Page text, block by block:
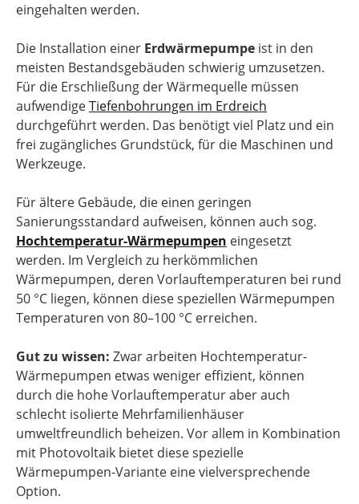
eingehalten werden.
Die Installation einer Erdwärmepumpe ist in den
meisten Bestandsgebäuden schwierig umzusetzen.
Für die Erschließung der Wärmequelle müssen
aufwendigeTiefenbohrungen im Erdreich
durchgeführt werden. Das benötigt viel Platz und ein
frei zugängliches Grundstück, für die Maschinen und
Werkzeuge.
Für ältere Gebäude, die einen geringen
Sanierungsstandard aufweisen, können auch sog.
Hochtemperatur-Wärmepumpen eingesetzt
werden. Im Vergleich zu herkömmlichen
Wärmepumpen, deren Vorlauftemperaturen bei rund
50 °C liegen, können diese speziellen Wärmepumpen
Temperaturen von 80–100 °C erreichen.
Gut zu wissen: Zwar arbeiten Hochtemperatur-
Wärmepumpen etwas weniger effizient, können
durch die hohe Vorlauftemperatur aber auch
schlecht isolierte Mehrfamilienhäuser
umweltfreundlich beheizen. Vor allem in Kombination
mit Photovoltaik bietet diese spezielle
Wärmepumpen-Variante eine vielversprechende
Option.